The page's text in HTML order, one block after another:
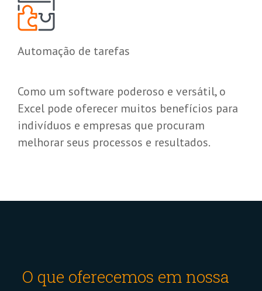
Automação de tarefas
Como um software poderoso e versátil, o
Excel pode oferecer muitos benefícios para
indivíduos e empresas que procuram
melhorar seus processos e resultados.
O que oferecemos em nossa